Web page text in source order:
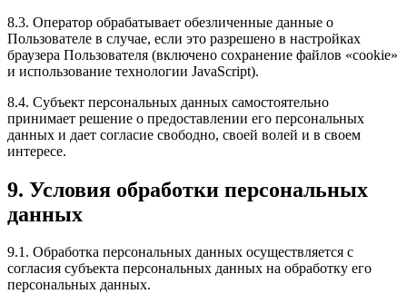
8.3. Оператор обрабатывает обезличенные данные о
Пользователе в случае, если это разрешено в настройках
браузера Пользователя (включено сохранение файлов «cookie»
и использование технологии JavaScript).
8.4. Субъект персональных данных самостоятельно
принимает решение о предоставлении его персональных
данных и дает согласие свободно, своей волей и в своем
интересе.
9. Условия обработки персональных
данных
9.1. Обработка персональных данных осуществляется с
согласия субъекта персональных данных на обработку его
персональных данных.